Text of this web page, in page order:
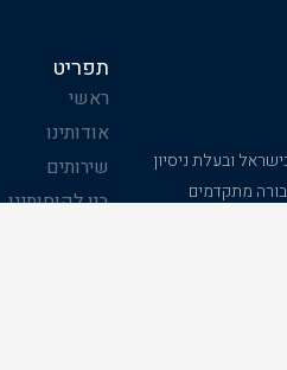
ובעלת ניסיון
תחבורה מתקדמים
תפריט
ראשי
אודותינו
שירותים
בין לקוחותינו